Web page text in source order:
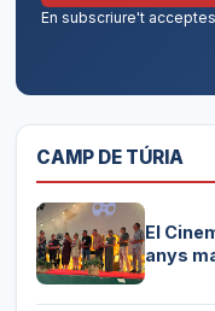
En subscriure't
CAMP DE TÚRIA
El
anys